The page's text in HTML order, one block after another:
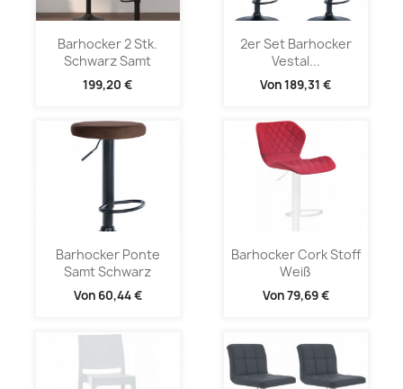
Barhocker 2 Stk.
Schwarz Samt
199,20 €
2er Set Barhocker
Vestal...
Von189,31 €
Barhocker Ponte
Samt Schwarz
Von 60,44 €
Barhocker Cork Stoff
Weiß
Von79,69 €